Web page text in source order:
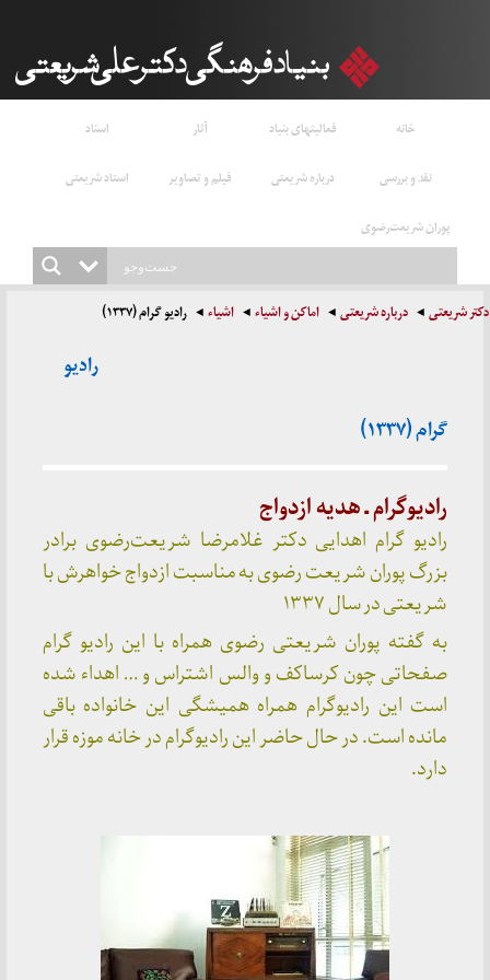
خانه فعالیتهای بنیاد آثار
اسناد
نقد و بررسی
درباره شریعتی فیلم و تصاویر
استاد شریعتی
پوران شریعت‌رضوی
دکتر شریعتی درباره شریعتی اماکن و اشیاء اشیاء رادیو گرام (۱۳۳۷)
رادیو
گرام (۱۳۳۷)
رادیوگرام ـ هدیه ازدواج
رادیو گرام اهدایی دکتر غلامرضا شریعت‌رضوی برادر
بزرگ پوران شریعت رضوی به مناسبت ازدواج خواهرش با
شریعتی در سال ۱۳۳۷
به گفته پوران شریعتی رضوی همراه با این رادیو گرام
صفحاتی چون کرساکف و والس اشتراس و … اهداء شده
است این رادیوگرام همراه همیشگی این خانواده باقی
مانده است. در حال حاضر این رادیوگرام در خانه موزه قرار
دارد.